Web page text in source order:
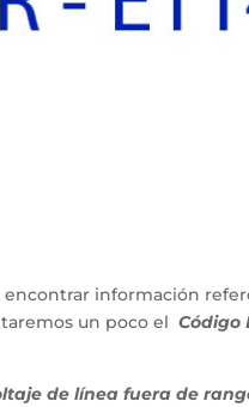
información
un poco elCódigo
de línea fuera de